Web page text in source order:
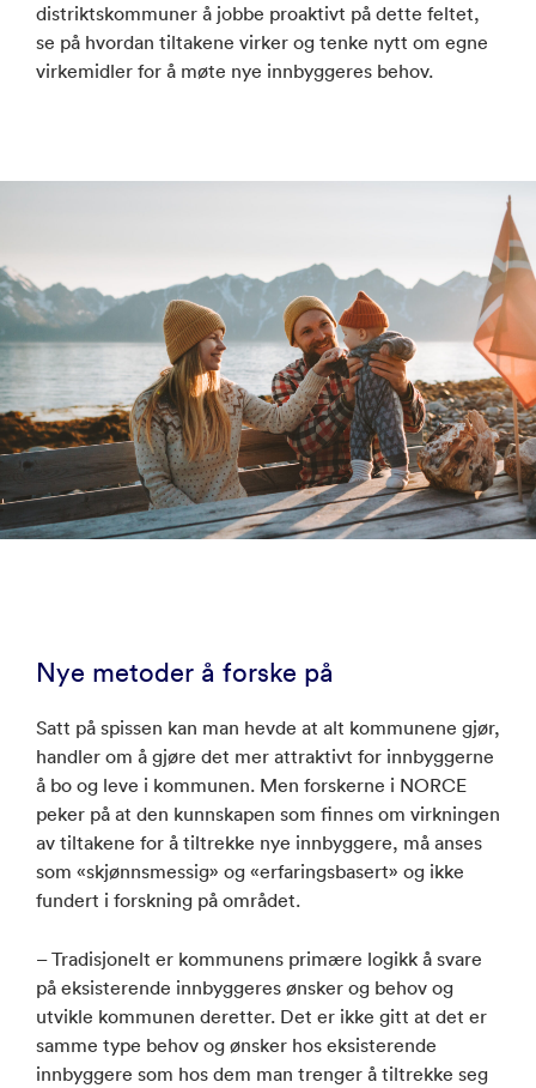
distriktskommuner å jobbe proaktivt på dette feltet,
se på hvordan tiltakene virker og tenke nytt om egne
virkemidler for å møte nye innbyggeres behov.
Nye metoder å forske på
Satt på spissen kan man hevde at alt kommunene gjør,
handler om å gjøre det mer attraktivt for innbyggerne
å bo og leve i kommunen. Men forskerne i NORCE
peker på at den kunnskapen som finnes om virkningen
av tiltakene for å tiltrekke nye innbyggere, må anses
som «skjønnsmessig» og «erfaringsbasert» og ikke
fundert i forskning på området.
– Tradisjonelt er kommunens primære logikk å svare
på eksisterende innbyggeres ønsker og behov og
utvikle kommunen deretter. Det er ikke gitt at det er
samme type behov og ønsker hos eksisterende
innbyggere som hos dem man trenger å tiltrekke seg